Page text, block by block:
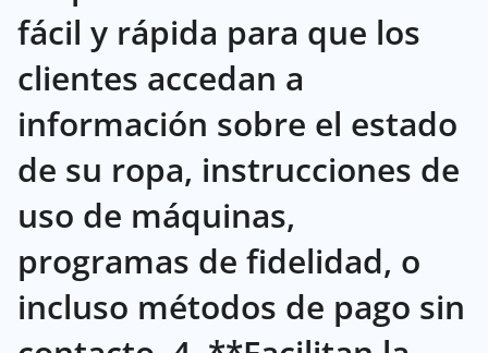
fácil y rápida para que los
clientes accedan a
información sobre el estado
de su ropa, instrucciones de
uso de máquinas,
programas de fidelidad, o
incluso métodos de pago sin